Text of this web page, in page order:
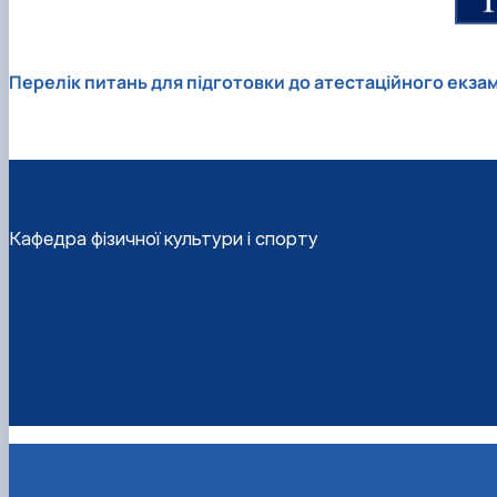
Перелік питань для підготовки до атестаційного
Кафедра фізичної культури і спорту